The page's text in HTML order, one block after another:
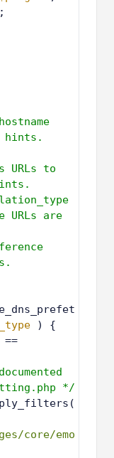
hints.
URLs to
are
) {
*/
core/emo